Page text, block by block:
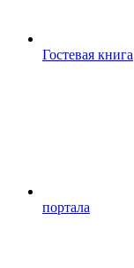
Гостевая книга
портала